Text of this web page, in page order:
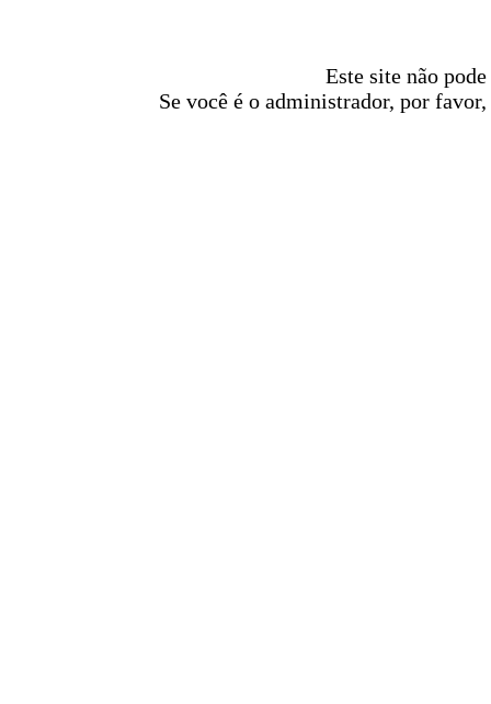
Este site não
Se você é o administrador, por